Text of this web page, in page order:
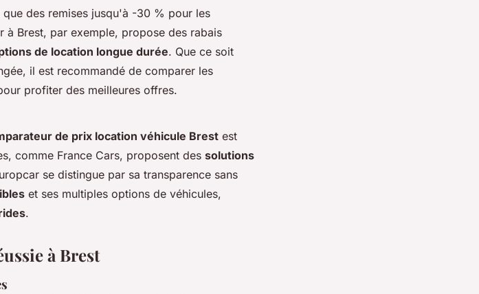
que des remises jusqu'à -30 % pour les
à Brest, par exemple, propose des rabais
de location longue durée. Que ce soit
il est recommandé de comparer les
profiter des meilleures offres.
de prix location véhicule Brest est
comme France Cars, proposent des solutions
se distingue par sa transparence sans
et ses multiples options de véhicules,
.
à Brest